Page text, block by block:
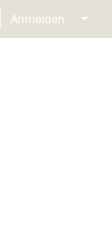
Anmelden ↓